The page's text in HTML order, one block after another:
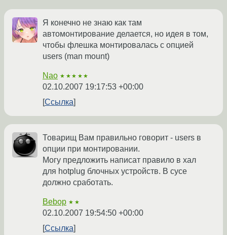
Я конечно не знаю как там
автомонтирование делается, но идея в том,
чтобы флешка монтировалась с опцией
users (man mount)
Nao ★★★★★
02.10.2007 19:17:53 +00:00
Ссылка
Товарищ Вам правильно говорит - users в
опции при монтировании.
Могу предложить написат правило в хал
для hotplug блочных устройств. В сусе
должно сработать.
Bebop ★★
02.10.2007 19:54:50 +00:00
Ссылка